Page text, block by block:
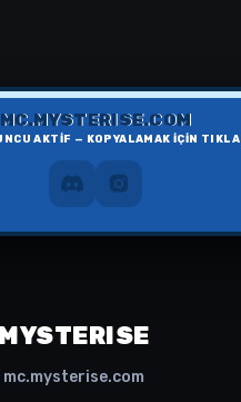
MC.MYSTERISE.COM
AKTİF — KOPYALAMAK İÇİN TIKLA
MYSTERISE
mc.mysterise.com